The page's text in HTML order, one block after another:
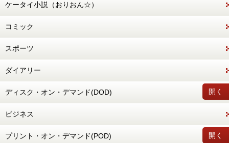
ケータイ小説（おりおん☆）
コミック
スポーツ
ダイアリー
開く
ディスク・オン・デマンド(DOD)
ビジネス
開く
プリント・オン・デマンド(POD)